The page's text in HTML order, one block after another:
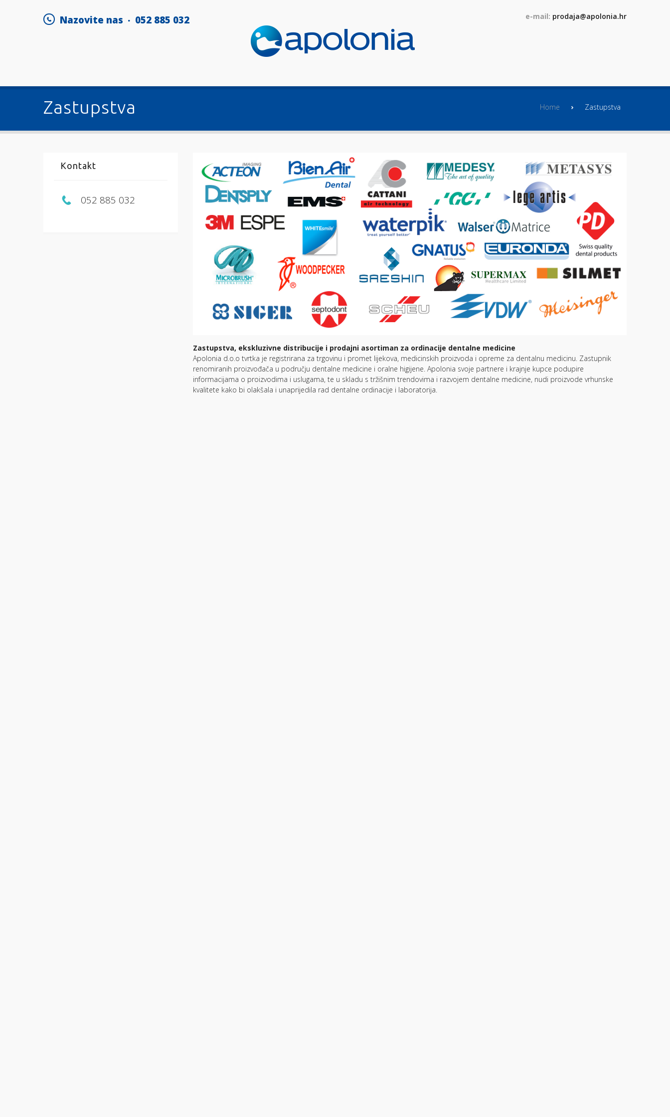
e-mail: prodaja@apolonia.hr
Nazovite nas 052 885 032
Home Zastupstva
Zastupstva
Kontakt
052 885 032
Zastupstva, ekskluzivne distribucije i prodajni asortiman za ordinacije dentalne medicine
Apolonia d.o.o tvrtka je registrirana za trgovinu i promet lijekova, medicinskih proizvoda i opreme za dentalnu medicinu. Zastupnik
renomiranih proizvođača u području dentalne medicine i oralne higijene. Apolonia svoje partnere i krajnje kupce podupire
informacijama o proizvodima i uslugama, te u skladu s tržišnim trendovima i razvojem dentalne medicine, nudi proizvode vrhunske
kvalitete kako bi olakšala i unaprijedila rad dentalne ordinacije i laboratorija.